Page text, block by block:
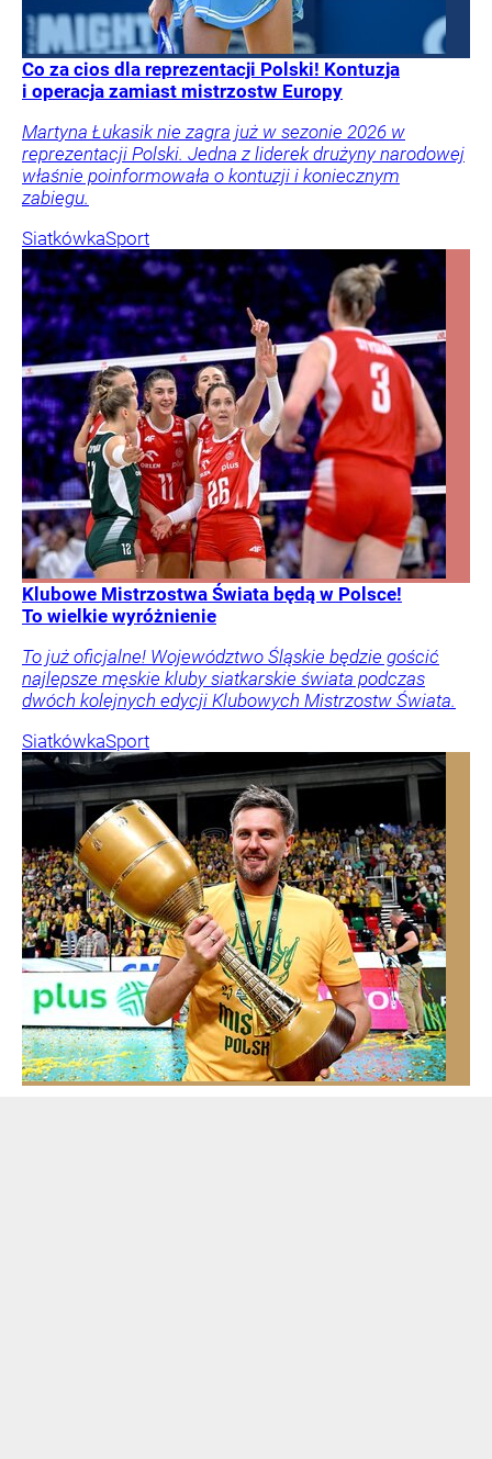
Co za cios dla reprezentacji Polski! Kontuzja
i operacja zamiast mistrzostw Europy
Martyna Łukasik nie zagra już w sezonie 2026 w
reprezentacji Polski. Jedna z liderek drużyny narodowej
właśnie poinformowała o kontuzji i koniecznym
zabiegu.
SiatkówkaSport
Klubowe Mistrzostwa Świata będą w Polsce!
To wielkie wyróżnienie
To już oficjalne! Województwo Śląskie będzie gościć
najlepsze męskie kluby siatkarskie świata podczas
dwóch kolejnych edycji Klubowych Mistrzostw Świata.
SiatkówkaSport